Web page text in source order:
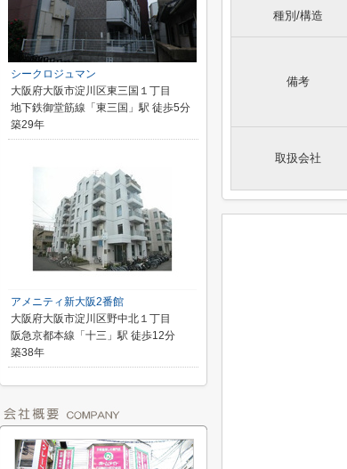
種別/構造
備考
取扱会社
シークロジュマン
大阪府大阪市淀川区東三国１丁目
地下鉄御堂筋線「東三国」駅 徒歩5分
築29年
アメニティ新大阪2番館
大阪府大阪市淀川区野中北１丁目
阪急京都本線「十三」駅 徒歩12分
築38年